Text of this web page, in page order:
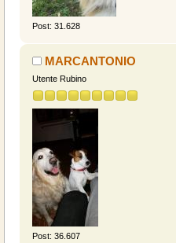
Post: 31.628
MARCANTONIO
Utente Rubino
Post: 36.607